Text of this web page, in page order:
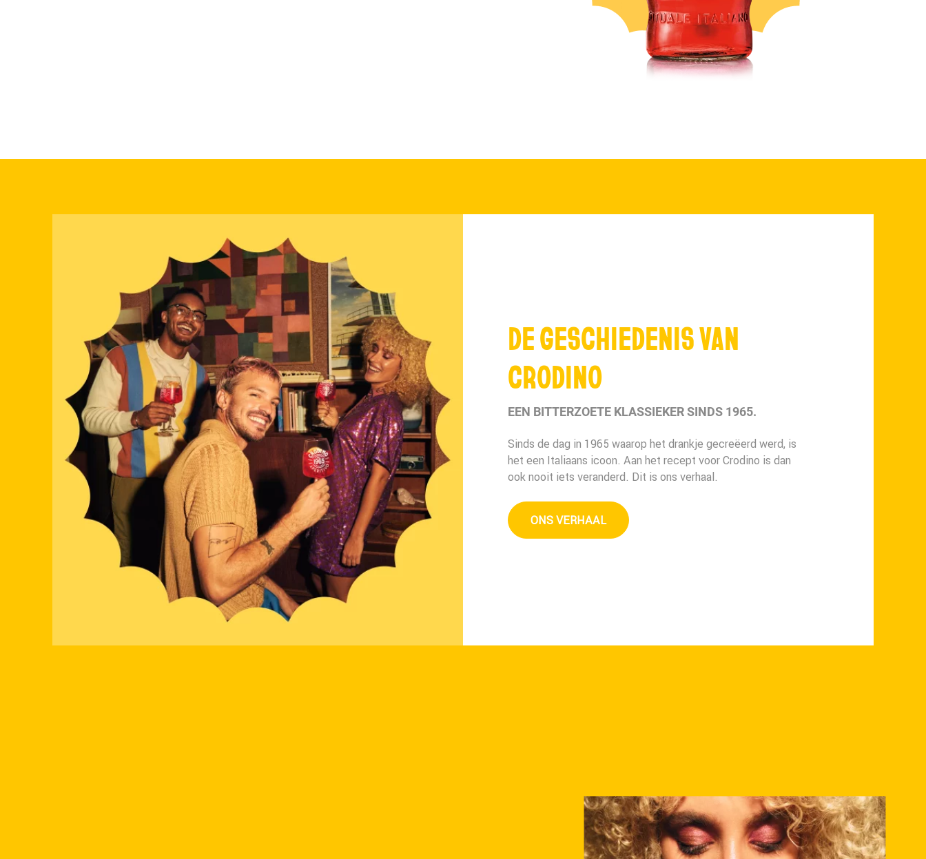
DE GESCHIEDENIS VAN
CRODINO
EEN BITTERZOETE KLASSIEKER SINDS 1965.
Sinds de dag in 1965 waarop het drankje gecreëerd werd, is
het een Italiaans icoon. Aan het recept voor Crodino is dan
ook nooit iets veranderd. Dit is ons verhaal.
ONS VERHAAL